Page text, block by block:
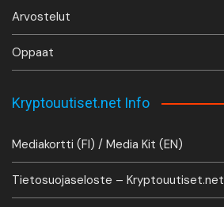
Arvostelut
Oppaat
Kryptouutiset.net Info
Mediakortti (FI) / Media Kit (EN)
Tietosuojaseloste – Kryptouutiset.net